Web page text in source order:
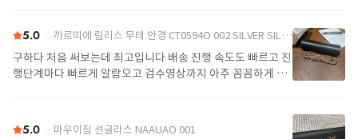
5.0 까르띠에 림리스 무테 안경 CT0594O 002 SILVER SILVER TRANSPARENT
구하다 처음 써보는데 최고입니다 배송 진행 속도도 빠르고 진
행단계마다 빠르게 알람오고 검수영상까지 아주 꼼꼼하게 찍
5.0 마우이짐 선글라스 NAAUAO 001